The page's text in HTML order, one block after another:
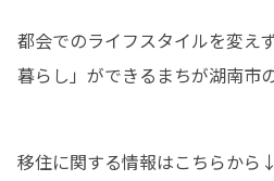
都会でのライフスタイルを変え
暮らし」ができるまちが湖南市
移住に関する情報はこちらから↓